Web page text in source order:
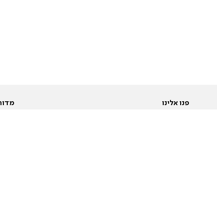
פנו אלינו